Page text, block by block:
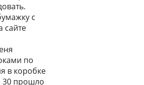
с
сайте
по
в коробке
30 прошло